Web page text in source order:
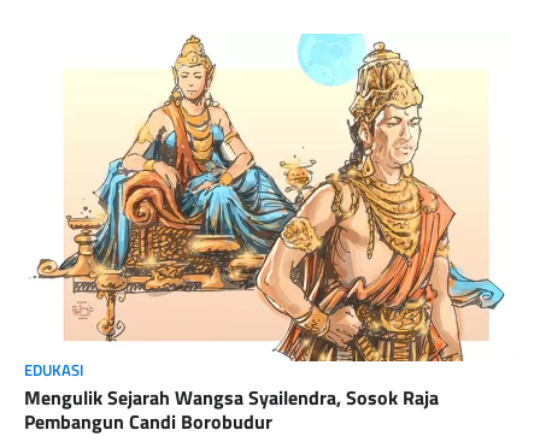
EDUKASI
Mengulik Sejarah Wangsa Syailendra, Sosok Raja
Pembangun Candi Borobudur